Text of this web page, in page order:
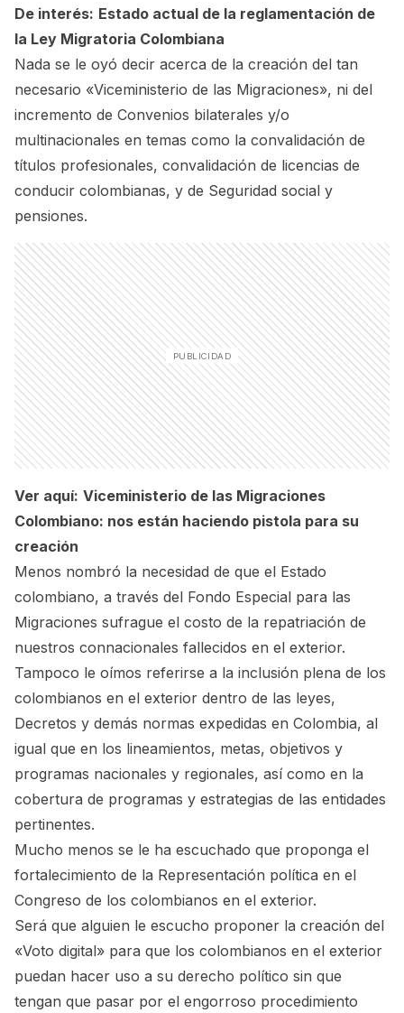
De interés: Estado actual de la reglamentación de
la Ley Migratoria Colombiana
Nada se le oyó decir acerca de la creación del tan
necesario «Viceministerio de las Migraciones», ni del
incremento de Convenios bilaterales y/o
multinacionales en temas como la convalidación de
títulos profesionales, convalidación de licencias de
conducir colombianas, y de Seguridad social y
pensiones.
Ver aquí: Viceministerio de las Migraciones
Colombiano: nos están haciendo pistola para su
creación
Menos nombró la necesidad de que el Estado
colombiano, a través del Fondo Especial para las
Migraciones sufrague el costo de la repatriación de
nuestros connacionales fallecidos en el exterior.
Tampoco le oímos referirse a la inclusión plena de los
colombianos en el exterior dentro de las leyes,
Decretos y demás normas expedidas en Colombia, al
igual que en los lineamientos, metas, objetivos y
programas nacionales y regionales, así como en la
cobertura de programas y estrategias de las entidades
pertinentes.
Mucho menos se le ha escuchado que proponga el
fortalecimiento de la Representación política en el
Congreso de los colombianos en el exterior.
Será que alguien le escucho proponer la creación del
«Voto digital» para que los colombianos en el exterior
puedan hacer uso a su derecho político sin que
tengan que pasar por el engorroso procedimiento